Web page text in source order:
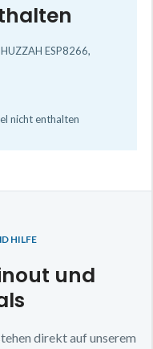
ESP8266,
nicht enthalten
HILFE
und
direkt auf unserem